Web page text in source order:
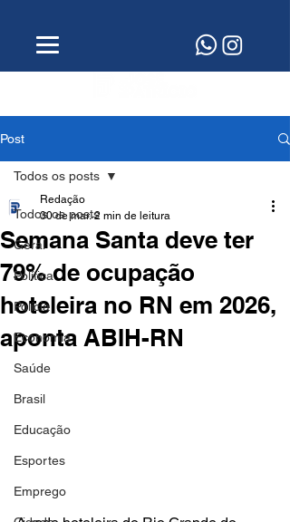
Post
Todos os posts
Geral
Política
Polícia
Economia
Saúde
Brasil
Educação
Esportes
Emprego
Todos os posts
Semana Santa deve ter
79% de ocupação
hoteleira no RN em 2026,
aponta ABIH-RN
Redação
30 de mar. 2 min de leitura